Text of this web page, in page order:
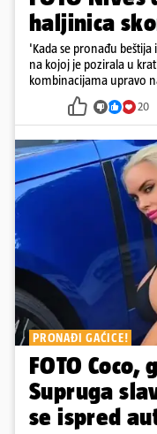
haljinica
'Kada se pronađu beštija
na kojoj je pozirala u
kombinacijama upravo
20
PRONAĐI GAĆICE!
FOTO
Supruga
se ispred